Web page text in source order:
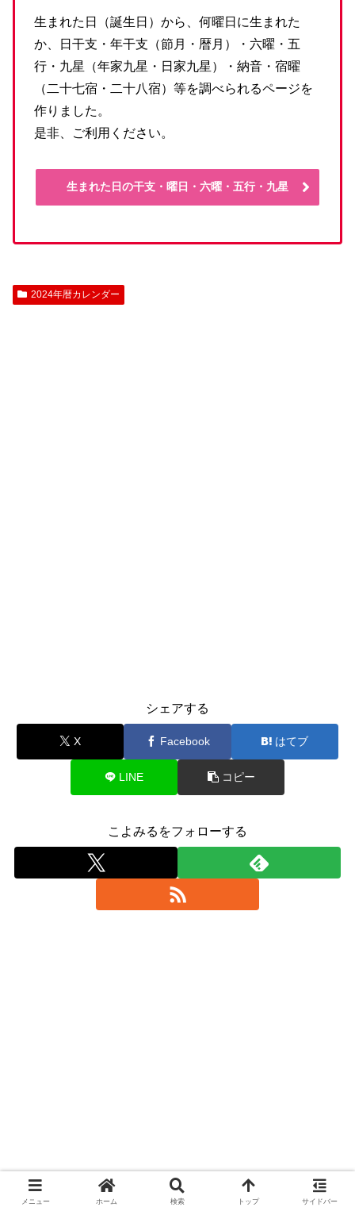
生まれた日（誕生日）から、何曜日に生まれた
か、日干支・年干支（節月・暦月）・六曜・五
行・九星（年家九星・日家九星）・納音・宿曜
（二十七宿・二十八宿）等を調べられるページを
作りました。
是非、ご利用ください。
生まれた日の干支・曜日・六曜・五行・九星
2024年暦カレンダー
シェアする
X Facebook はてブ
LINE コピー
こよみるをフォローする
メニュー ホーム 検索 トップ サイドバー